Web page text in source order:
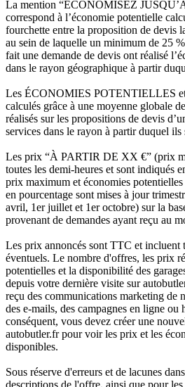
La mention “ÉCONOMISEZ
correspond à l’économie potentielle
fourchette entre la proposition de devis
au sein de laquelle un minimum de 25
fait une demande de devis ont réalisé
dans le rayon géographique à partir
Les ÉCONOMIES POTENTIELLES
calculés grâce à une moyenne globale
réalisés sur les propositions de devis
services dans le rayon à partir duquel ils
Les prix “À PARTIR DE XX €” (prix
toutes les demi-heures et sont indiqués
prix maximum et économies
en pourcentage sont mises à jour
avril, 1er juillet et 1er octobre) sur la
provenant de demandes ayant reçu au
Les prix annoncés sont TTC et incluent
éventuels. Le nombre d'offres, les prix
potentielles et la disponibilité des
depuis votre dernière visite sur
reçu des communications marketing de
des e-mails, des campagnes en ligne ou
conséquent, vous devez créer une
autobutler.fr pour voir les prix et les
disponibles.
Sous réserve d'erreurs et de lacunes
descriptions de l'offre, ainsi que pour les